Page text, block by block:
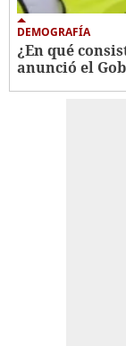
DEMOGRAFÍA
¿En qué
anunció el